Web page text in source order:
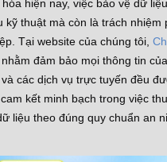
hiện nay, việc bảo vệ dữ
kỹ thuật mà còn là trách nhiệm
Tại website của chúng tôi,
đảm bảo mọi thông tin
và các dịch vụ trực tuyến đều
kết minh bạch trong việc
liệu theo đúng quy chuẩn an